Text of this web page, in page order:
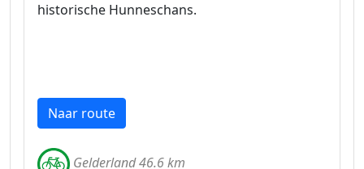
historische Hunneschans.
Naar route
Gelderland 46.6 km